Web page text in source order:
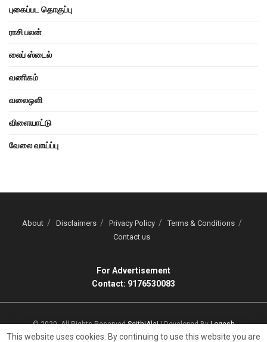
புகைப்பட தொகுப்பு
ராசி பலன்
லைப் ஸ்டைல்
வணிகம்
வலைஒளி
விளையாட்டு
வேலை வாய்ப்பு
About Disclaimers Privacy Policy
Terms & Conditions
Contact us
For Advertisement
Contact: 9176530083
© 2020, All Rights ReservedSeithiAlai| Developed ByLogesh
This website uses cookies. By continuing to use this website you are